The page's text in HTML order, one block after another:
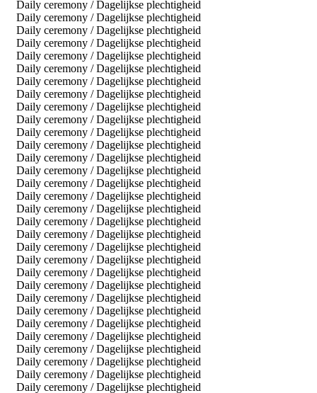
Daily ceremony / Dagelijkse plechtigheid
Daily ceremony / Dagelijkse plechtigheid
Daily ceremony / Dagelijkse plechtigheid
Daily ceremony / Dagelijkse plechtigheid
Daily ceremony / Dagelijkse plechtigheid
Daily ceremony / Dagelijkse plechtigheid
Daily ceremony / Dagelijkse plechtigheid
Daily ceremony / Dagelijkse plechtigheid
Daily ceremony / Dagelijkse plechtigheid
Daily ceremony / Dagelijkse plechtigheid
Daily ceremony / Dagelijkse plechtigheid
Daily ceremony / Dagelijkse plechtigheid
Daily ceremony / Dagelijkse plechtigheid
Daily ceremony / Dagelijkse plechtigheid
Daily ceremony / Dagelijkse plechtigheid
Daily ceremony / Dagelijkse plechtigheid
Daily ceremony / Dagelijkse plechtigheid
Daily ceremony / Dagelijkse plechtigheid
Daily ceremony / Dagelijkse plechtigheid
Daily ceremony / Dagelijkse plechtigheid
Daily ceremony / Dagelijkse plechtigheid
Daily ceremony / Dagelijkse plechtigheid
Daily ceremony / Dagelijkse plechtigheid
Daily ceremony / Dagelijkse plechtigheid
Daily ceremony / Dagelijkse plechtigheid
Daily ceremony / Dagelijkse plechtigheid
Daily ceremony / Dagelijkse plechtigheid
Daily ceremony / Dagelijkse plechtigheid
Daily ceremony / Dagelijkse plechtigheid
Daily ceremony / Dagelijkse plechtigheid
Daily ceremony / Dagelijkse plechtigheid